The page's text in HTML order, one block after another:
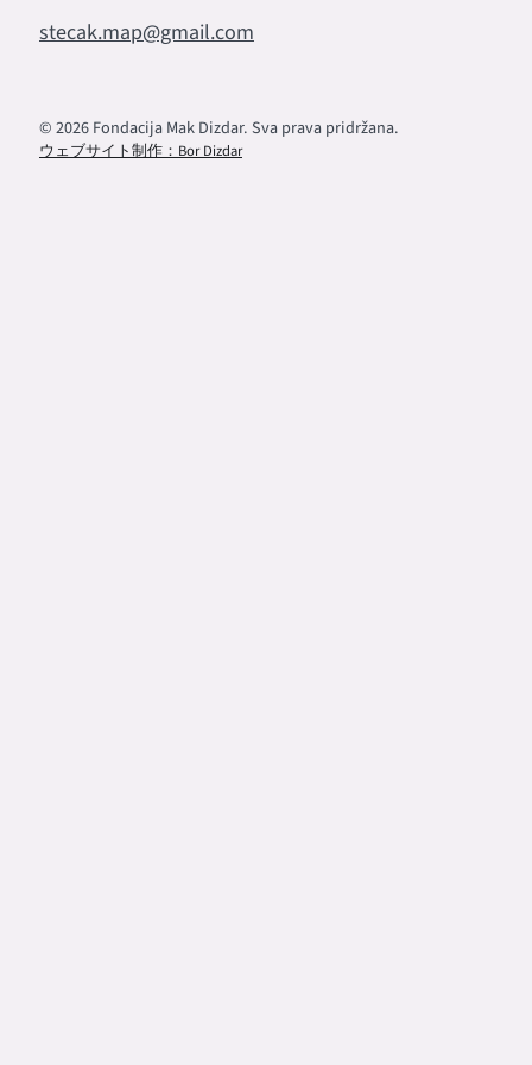
© 2026 Fondacija Mak Dizdar. Sva prava pridržana.
ウェブサイト制作：Bor Dizdar
stecak.map@gmail.com